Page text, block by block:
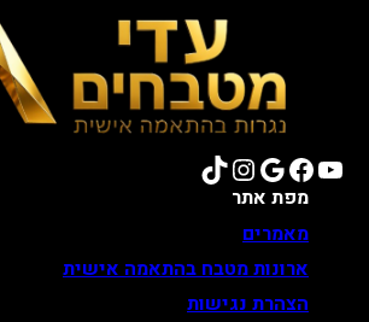
YouTube
Facebook
Google
Instagram
TikTok
מפת אתר
מאמרים
ארונות מטבח בהתאמה אישית
הצהרת נגישות